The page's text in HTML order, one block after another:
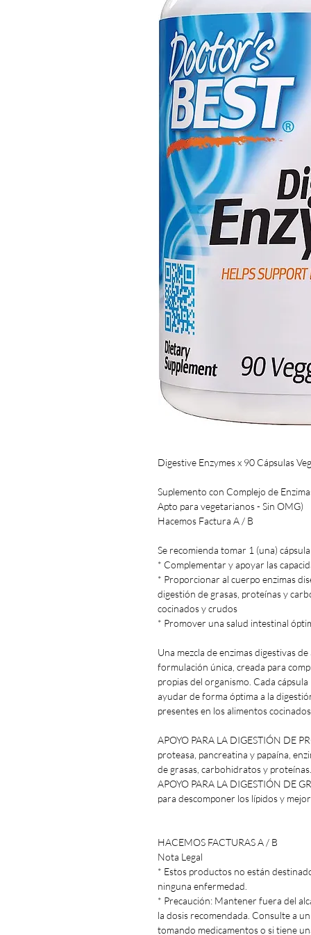
Digestive Enzymes x 90 Cápsulas
Suplemento con Complejo de
Apto para vegetarianos - Sin OMG)
Hacemos Factura A / B
Se recomienda tomar 1 (una)
* Complementar y apoyar las
* Proporcionar al cuerpo enzimas
digestión de grasas, proteínas y
cocinados y crudos
* Promover una salud intestinal
Una mezcla de enzimas digestivas
formulación única, creada para
propias del organismo. Cada
ayudar de forma óptima a la
presentes en los alimentos
APOYO PARA LA DIGESTIÓN DE
proteasa, pancreatina y papaína,
de grasas, carbohidratos y proteínas.
APOYO PARA LA DIGESTIÓN DE
para descomponer los lípidos y
HACEMOS FACTURAS A / B
Nota Legal
* Estos productos no están
ninguna enfermedad.
* Precaución: Mantener fuera del
la dosis recomendada. Consulte a
tomando medicamentos o si tiene